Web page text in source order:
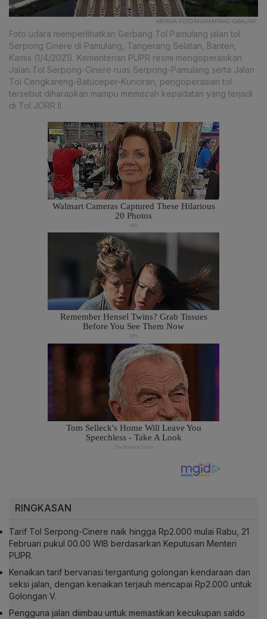
ANTARA FOTO/MUHAMMAD IQBAL/HP.
Foto udara memperlihatkan Gerbang Tol Pamulang jalan tol
Serpong Cinere di Pamulang, Tangerang Selatan, Banten,
Kamis (1/4/2021). Kementerian PUPR resmi mengoperasikan
Jalan Tol Serpong-Cinere ruas Serpong-Pamulang serta Jalan
Tol Cengkareng-Batuceper-Kunciran, pengoperasian tol
tersebut diharapkan mampu memecah kepadatan yang terjadi
di Tol JORR II.
RINGKASAN
Tarif Tol Serpong-Cinere naik hingga Rp2.000 mulai Rabu, 21
Februari pukul 00.00 WIB berdasarkan Keputusan Menteri
PUPR.
Kenaikan tarif bervariasi tergantung golongan kendaraan dan
seksi jalan, dengan kenaikan terjauh mencapai Rp2.000 untuk
Golongan V.
Pengguna jalan diimbau untuk memastikan kecukupan saldo